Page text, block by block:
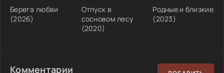
Берега любви
(2026)
Отпуск в
сосновом лесу
(2020)
Родные и близкие
(2023)
Комментарии